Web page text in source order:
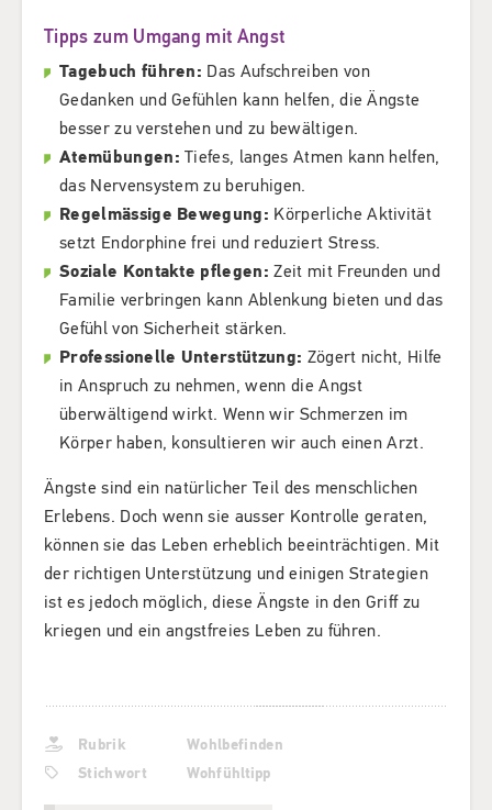
Tipps zum Umgang mit Angst
Tagebuch führen: Das Aufschreiben von
Gedanken und Gefühlen kann helfen, die Ängste
besser zu verstehen und zu bewältigen.
Atemübungen: Tiefes, langes Atmen kann helfen,
das Nervensystem zu beruhigen.
Regelmässige Bewegung: Körperliche Aktivität
setzt Endorphine frei und reduziert Stress.
Soziale Kontakte pflegen: Zeit mit Freunden und
Familie verbringen kann Ablenkung bieten und das
Gefühl von Sicherheit stärken.
Professionelle Unterstützung: Zögert nicht, Hilfe
in Anspruch zu nehmen, wenn die Angst
überwältigend wirkt. Wenn wir Schmerzen im
Körper haben, konsultieren wir auch einen Arzt.
Ängste sind ein natürlicher Teil des menschlichen
Erlebens. Doch wenn sie ausser Kontrolle geraten,
können sie das Leben erheblich beeinträchtigen. Mit
der richtigen Unterstützung und einigen Strategien
ist es jedoch möglich, diese Ängste in den Griff zu
kriegen und ein angstfreies Leben zu führen.
Rubrik
Wohlbefinden
Stichwort
Wohfühltipp